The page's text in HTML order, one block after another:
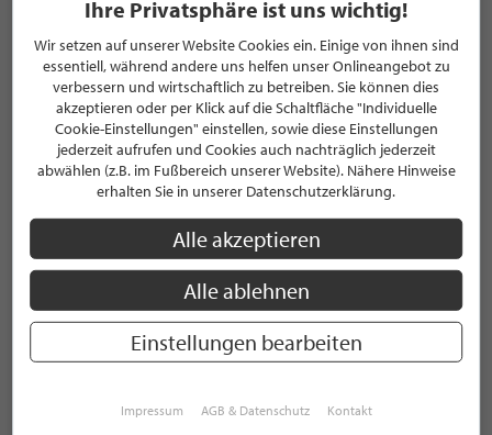
EXPERTENINTERVIEW
Jules Bernet
Geschäftsführer | Die Privatgärtner GmbH
L’ART de Jardin · Mit dem Garten
kommen Fragen zu Gestaltung,
Pflege & Unterhalt – was gilt es
zu beachten?
Ihre Privatsphäre ist uns wichtig!
Wir setzen auf unserer Website Cookies ein. Einige von ihnen sind
essentiell, während andere uns helfen unser Onlineangebot zu
verbessern und wirtschaftlich zu betreiben. Sie können dies
akzeptieren oder per Klick auf die Schaltfläche "Individuelle
Cookie-Einstellungen" einstellen, sowie diese Einstellungen
jederzeit aufrufen und Cookies auch nachträglich jederzeit
abwählen (z.B. im Fußbereich unserer Website). Nähere Hinweise
erhalten Sie in unserer Datenschutzerklärung.
Alle akzeptieren
Alle ablehnen
Einstellungen bearbeiten
Impressum AGB & Datenschutz Kontakt